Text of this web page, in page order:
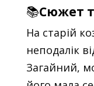
📚Сюжет
На старій
неподалік
Загайний,